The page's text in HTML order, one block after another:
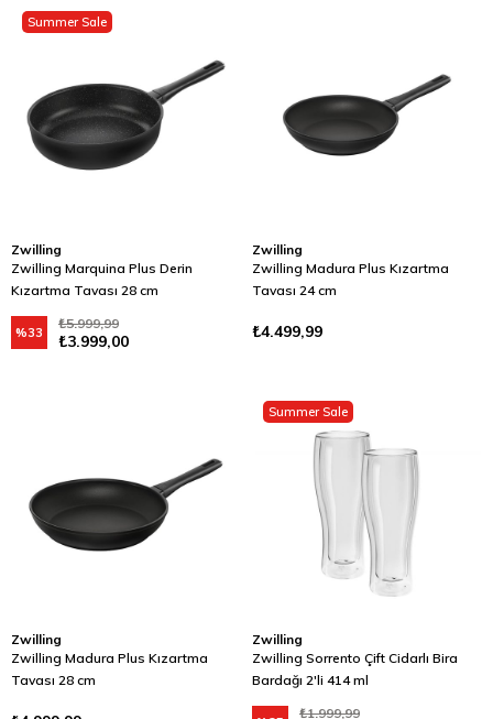
Zwilling
Zwilling Marquina Plus Derin
Kızartma Tavası 28 cm
₺3.999,00
₺5.999,99
%33
Summer Sale
Zwilling
Zwilling Madura Plus Kızartma
Tavası 24 cm
₺4.499,99
Zwilling
Zwilling Madura Plus Kızartma
Tavası 28 cm
Zwilling
Zwilling Sorrento Çift Cidarlı Bira
Bardağı 2'li 414 ml
₺1.999,99
Summer Sale